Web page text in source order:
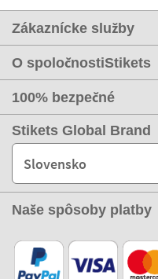
Zákaznícke služby
O spoločnostiStikets
100% bezpečné
Stikets Global Brand
Slovensko
Naše spôsoby platby